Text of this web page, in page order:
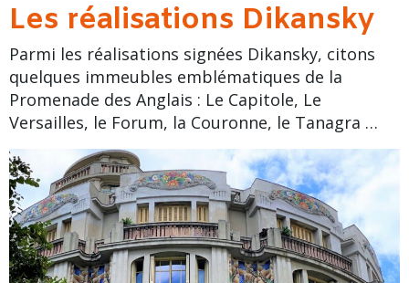
Les réalisations Dikansky
Parmi les réalisations signées Dikansky, citons
quelques immeubles emblématiques de la
Promenade des Anglais : Le Capitole, Le
Versailles, le Forum, la Couronne, le Tanagra …